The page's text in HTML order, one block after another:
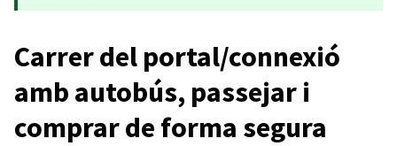
Carrer del portal/connexió
amb autobús, passejar i
comprar de forma segura